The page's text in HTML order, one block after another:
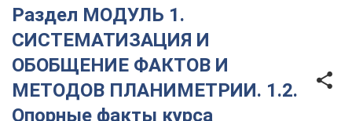
Раздел МОДУЛЬ 1.
СИСТЕМАТИЗАЦИЯ И
ОБОБЩЕНИЕ ФАКТОВ И
МЕТОДОВ ПЛАНИМЕТРИИ. 1.2.
Опорные факты курса